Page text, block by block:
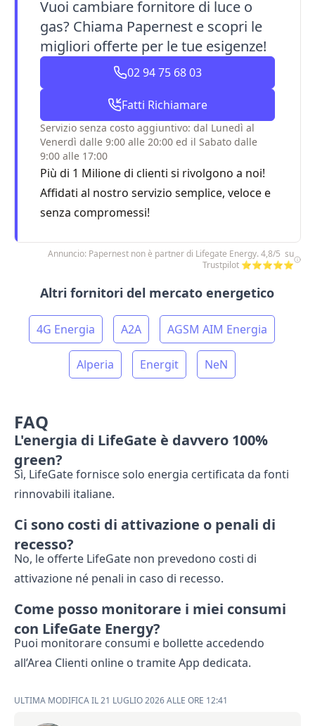
Vuoi cambiare fornitore di luce o
gas? Chiama Papernest e scopri le
migliori offerte per le tue esigenze!
02 94 75 68 03
Fatti Richiamare
Servizio senza costo aggiuntivo: dal Lunedì al
Venerdì dalle 9:00 alle 20:00 ed il Sabato dalle
9:00 alle 17:00
Più di 1 Milione di clienti si rivolgono a noi!
Affidati al nostro servizio semplice, veloce e
senza compromessi!
Annuncio: Papernest non è partner di Lifegate Energy. 4,8/5 su
Trustpilot ⭐⭐⭐⭐⭐
Altri fornitori del mercato energetico
4G Energia A2A AGSM AIM Energia
Alperia Energit NeN
FAQ
L'energia di LifeGate è davvero 100%
green?
Sì, LifeGate fornisce solo energia certificata da fonti
rinnovabili italiane.
Ci sono costi di attivazione o penali di
recesso?
No, le offerte LifeGate non prevedono costi di
attivazione né penali in caso di recesso.
Come posso monitorare i miei consumi
con LifeGate Energy?
Puoi monitorare consumi e bollette accedendo
all’Area Clienti online o tramite App dedicata.
ULTIMA MODIFICA IL 21 LUGLIO 2026 ALLE ORE 12:41